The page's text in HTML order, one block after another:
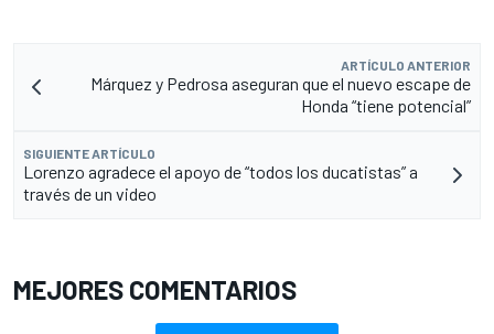
ARTÍCULO ANTERIOR
Márquez y Pedrosa aseguran que el nuevo escape de
Honda “tiene potencial”
SIGUIENTE ARTÍCULO
Lorenzo agradece el apoyo de “todos los ducatistas” a
través de un video
MEJORES COMENTARIOS